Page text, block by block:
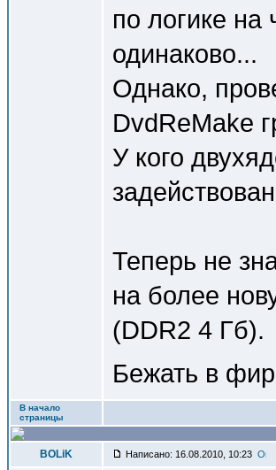
по логике
одинаково...
Однако,
DvdReMake
У кого
Теперь не
на более
(DDR2 4 Гб).
Бежать в
В начало
страницы
BOLiK Написано: 16.08.2010, 10:23